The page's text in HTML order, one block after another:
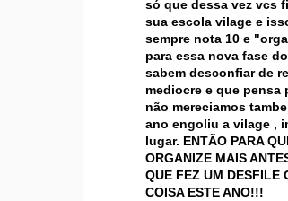
só que dessa vez vcs
sua escola vilage e
sempre nota 10 e
para essa nova fase
sabem desconfiar de
mediocre e que pensa
não mereciamos
ano engoliu a vilage ,
lugar. ENTÃO PARA
ORGANIZE MAIS
QUE FEZ UM DESFILE
COISA ESTE ANO!!!